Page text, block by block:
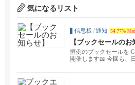
気になるリスト
信息板 /通知 54.77%
【ブックセールのお
恒例のブックセールを
開催します📖 今回も、日